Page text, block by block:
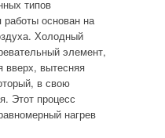
типов
работы основан на
Холодный
элемент,
вверх, вытесняя
в свою
Этот процесс
нагрев